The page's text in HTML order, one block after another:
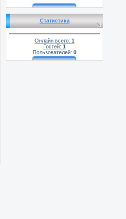
Статистика
Онлайн всего: 1
Гостей: 1
Пользователей: 0